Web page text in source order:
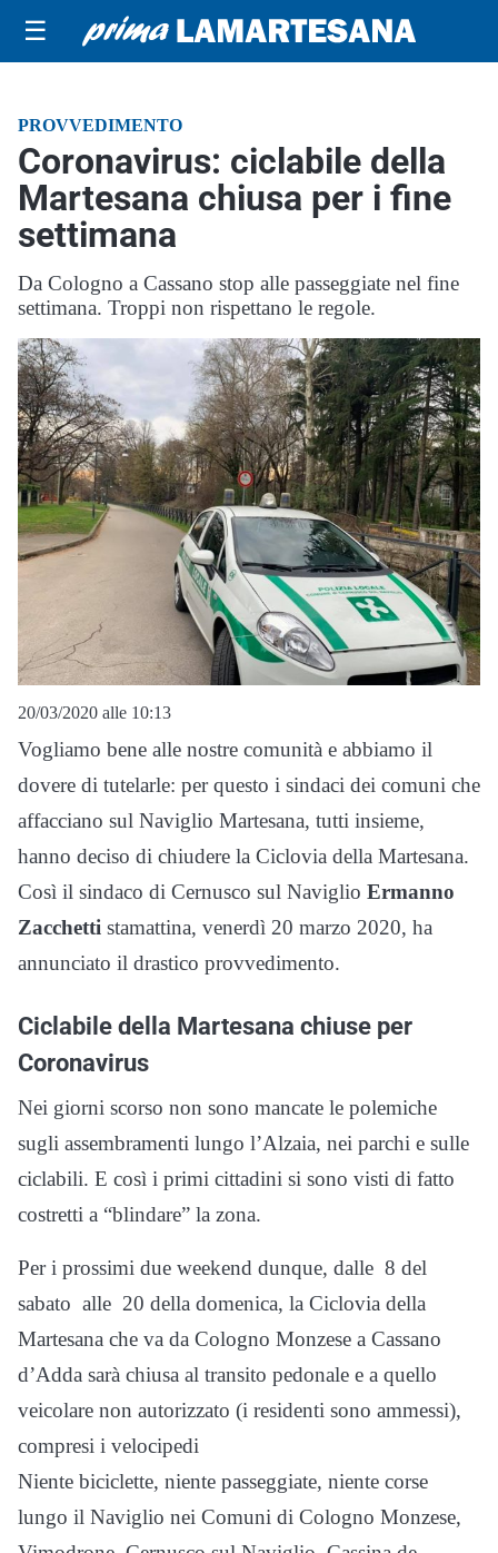
☰
PROVVEDIMENTO
Coronavirus: ciclabile della
Martesana chiusa per i fine
settimana
Da Cologno a Cassano stop alle passeggiate nel fine
settimana. Troppi non rispettano le regole.
20/03/2020 alle 10:13
Vogliamo bene alle nostre comunità e abbiamo il
dovere di tutelarle: per questo i sindaci dei comuni che
affacciano sul Naviglio Martesana, tutti insieme,
hanno deciso di chiudere la Ciclovia della Martesana.
Così il sindaco di Cernusco sul Naviglio Ermanno
Zacchetti stamattina, venerdì 20 marzo 2020, ha
annunciato il drastico provvedimento.
Ciclabile della Martesana chiuse per
Coronavirus
Nei giorni scorso non sono mancate le polemiche
sugli assembramenti lungo l’Alzaia, nei parchi e sulle
ciclabili. E così i primi cittadini si sono visti di fatto
costretti a “blindare” la zona.
Per i prossimi due weekend dunque, dalle 8 del
sabato alle 20 della domenica, la Ciclovia della
Martesana che va da Cologno Monzese a Cassano
d’Adda sarà chiusa al transito pedonale e a quello
veicolare non autorizzato (i residenti sono ammessi),
compresi i velocipedi
Niente biciclette, niente passeggiate, niente corse
lungo il Naviglio nei Comuni di Cologno Monzese,